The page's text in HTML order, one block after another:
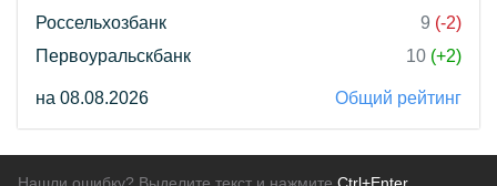
Россельхозбанк
9 (-2)
Первоуральскбанк
10 (+2)
на 08.08.2026 Общий рейтинг